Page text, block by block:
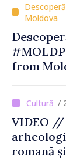
from Moldova
Moldova
/
VIDEO
romană